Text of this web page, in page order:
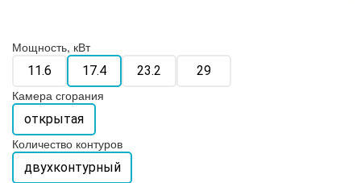
Мощность, кВт
11.6 17.4 23.2 29
Камера сгорания
открытая
Количество контуров
двухконтурный